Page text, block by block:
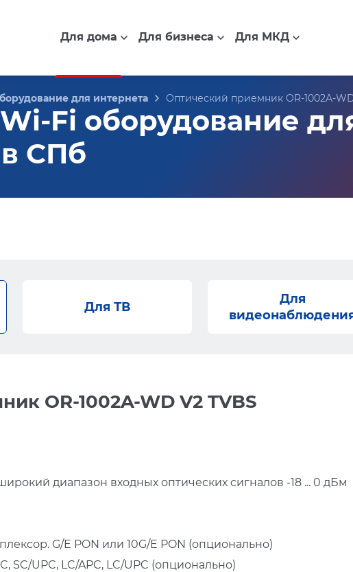
Для дома Для бизнеса Для МКД
для интернета Оптический приемник OR-1002A-
Fi оборудование
СПб
Для ТВ
Для
OR-1002A-WD V2 TVBS
диапазон входных оптических сигналов -18 ... 0 дБм
G/E PON или 10G/E PON (опционально)
SC/UPC, LC/APC, LC/UPC (опционально)